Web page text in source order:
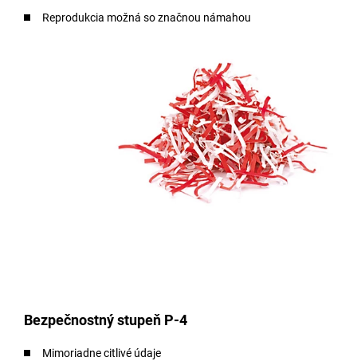
Reprodukcia možná so značnou námahou
Bezpečnostný stupeň P-4
Mimoriadne citlivé údaje